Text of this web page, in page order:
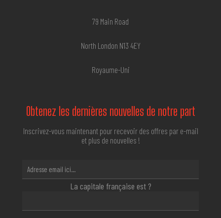
79 Main Road
North London N13 4EY
Royaume-Uni
Obtenez les dernières nouvelles de notre part
Inscrivez-vous maintenant pour recevoir des offres par e-mail
et plus de nouvelles !
La capitale française est ?